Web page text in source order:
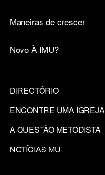
Maneiras de crescer
Novo À IMU?
DIRECTÓRIO
ENCONTRE UMA IGREJA
A QUESTÃO METODISTA
NOTÍCIAS MU